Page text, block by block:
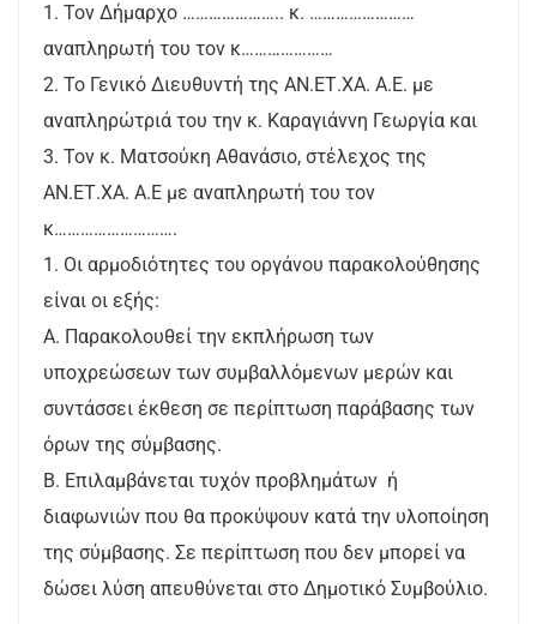
1. Τον Δήμαρχο ………………….. κ. ……………………
αναπληρωτή του τον κ…………………
2. Το Γενικό Διευθυντή της ΑΝ.ΕΤ.ΧΑ. Α.Ε. με
αναπληρώτριά του την κ. Καραγιάννη Γεωργία και
3. Τον κ. Ματσούκη Αθανάσιο, στέλεχος της
ΑΝ.ΕΤ.ΧΑ. Α.Ε με αναπληρωτή του τον
κ……………………….
1. Οι αρμοδιότητες του οργάνου παρακολούθησης
είναι οι εξής:
Α. Παρακολουθεί την εκπλήρωση των
υποχρεώσεων των συμβαλλόμενων μερών και
συντάσσει έκθεση σε περίπτωση παράβασης των
όρων της σύμβασης.
Β. Επιλαμβάνεται τυχόν προβλημάτων ή
διαφωνιών που θα προκύψουν κατά την υλοποίηση
της σύμβασης. Σε περίπτωση που δεν μπορεί να
δώσει λύση απευθύνεται στο Δημοτικό Συμβούλιο.